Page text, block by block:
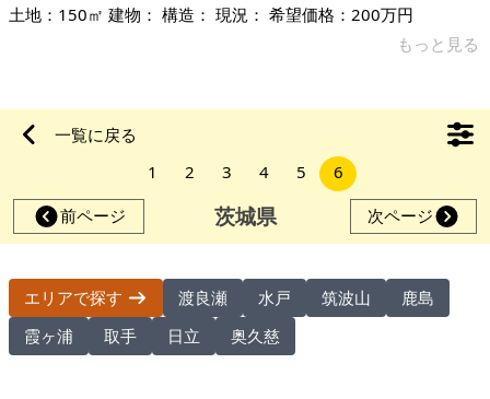
土地：150㎡ 建物： 構造： 現況： 希望価格：200万円
もっと見る
一覧に戻る
1
2 3 4 5
6
前ページ
茨城県 次ページ
エリアで探す 渡良瀬 水戸 筑波山
鹿島
霞ヶ浦
取手 日立 奥久慈